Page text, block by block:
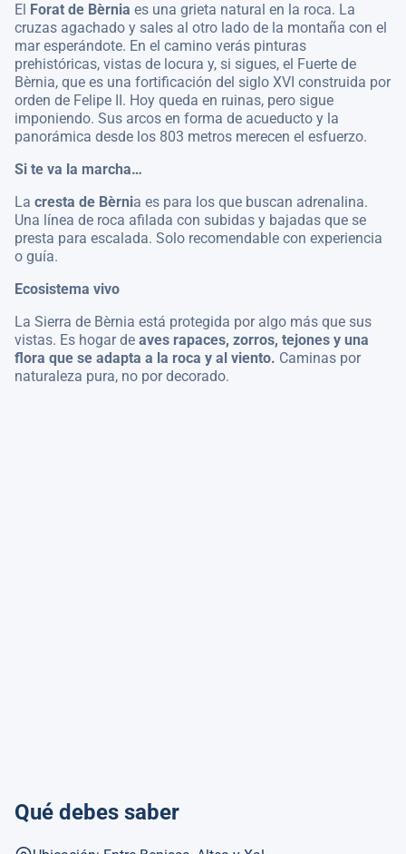
El Forat de Bèrnia es una grieta natural en la roca. La
cruzas agachado y sales al otro lado de la montaña con el
mar esperándote. En el camino verás pinturas
prehistóricas, vistas de locura y, si sigues, el Fuerte de
Bèrnia, que es una fortificación del siglo XVI construida por
orden de Felipe II. Hoy queda en ruinas, pero sigue
imponiendo. Sus arcos en forma de acueducto y la
panorámica desde los 803 metros merecen el esfuerzo.
Si te va la marcha…
La cresta de Bèrnia es para los que buscan adrenalina.
Una línea de roca afilada con subidas y bajadas que se
presta para escalada. Solo recomendable con experiencia
o guía.
Ecosistema vivo
La Sierra de Bèrnia está protegida por algo más que sus
vistas. Es hogar de aves rapaces, zorros, tejones y una
flora que se adapta a la roca y al viento. Caminas por
naturaleza pura, no por decorado.
Qué debes saber